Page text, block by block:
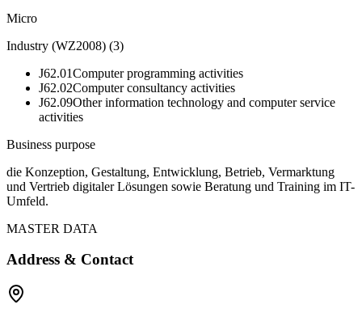
Micro
Industry (WZ2008) (3)
J62.01Computer programming activities
J62.02Computer consultancy activities
J62.09Other information technology and computer service
activities
Business purpose
die Konzeption, Gestaltung, Entwicklung, Betrieb, Vermarktung
und Vertrieb digitaler Lösungen sowie Beratung und Training im IT-
Umfeld.
MASTER DATA
Address & Contact